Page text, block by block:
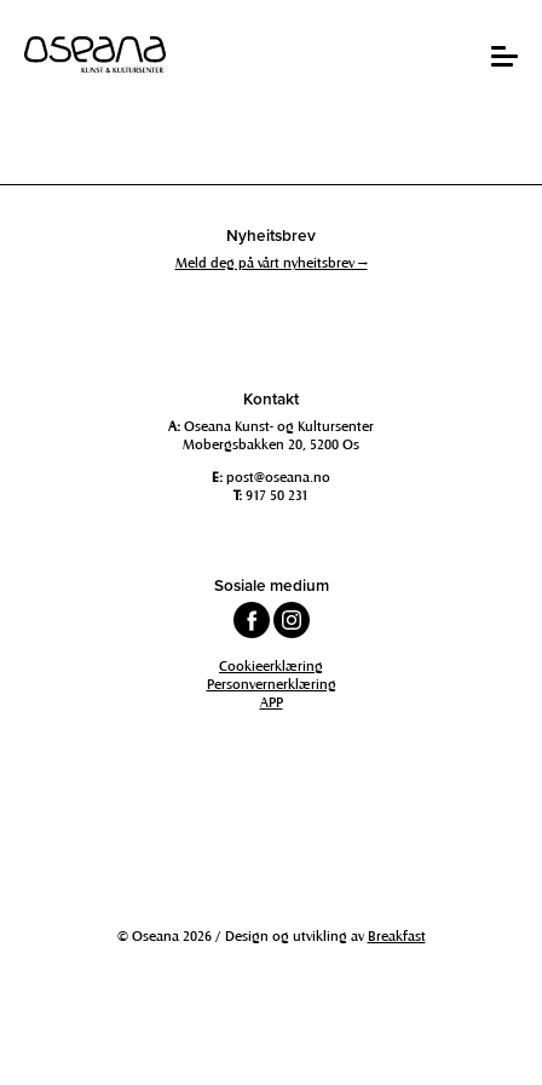
innhold
navigasjon
Toggle
Nyheitsbrev
Meld deg på vårt nyheitsbrev →
Kontakt
A: Oseana Kunst- og Kultursenter
Mobergsbakken 20, 5200 Os
E: post@oseana.no
T: 917 50 231
Sosiale medium
Cookieerklæring
Personvernerklæring
APP
© Oseana 2026 / Design og utvikling avBreakfast